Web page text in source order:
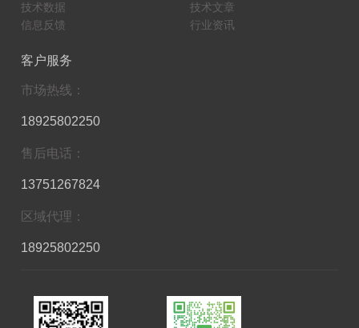
技术数据
信息反馈
技术文章
行业资讯
客户服务
市场热线：
18925802250
售后电话：
13751267824
区域代理：
18925802250